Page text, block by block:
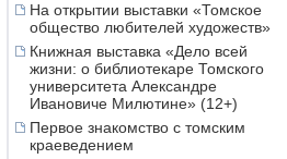
На открытии выставки «Томское
общество любителей художеств»
Книжная выставка «Дело всей
жизни: о библиотекаре Томского
университета Александре
Ивановиче Милютине» (12+)
Первое знакомство с томским
краеведением